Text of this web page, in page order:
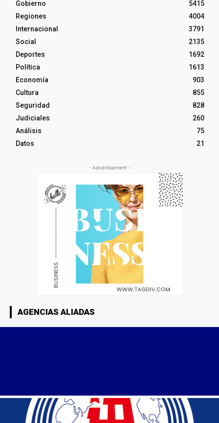
Gobierno
5415
Regiones
4004
Internacional
3791
Social
2135
Deportes
1692
Política
1613
Economía
903
Cultura
855
Seguridad
828
Judiciales
260
Análisis
75
Datos
21
- Advertisement -
AGENCIAS ALIADAS